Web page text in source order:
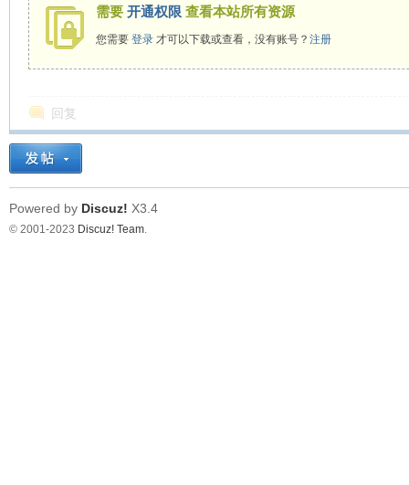
需要 开通权限 查看本站所有资源
您需要 登录才可以下载或查看，没有账号？ 注册
回复
Powered by Discuz! X3.4
© 2001-2023 Discuz! Team.